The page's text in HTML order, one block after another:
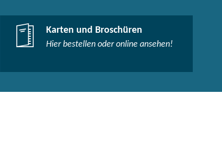
Karten und Broschüren
Hier bestellen oder online ansehen!